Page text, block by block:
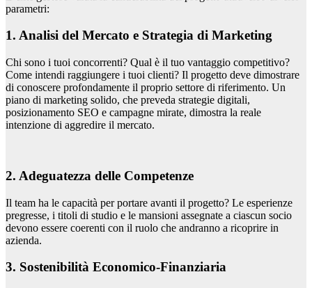
parametri:
1. Analisi del Mercato e Strategia di Marketing
Chi sono i tuoi concorrenti? Qual è il tuo vantaggio competitivo?
Come intendi raggiungere i tuoi clienti? Il progetto deve dimostrare
di conoscere profondamente il proprio settore di riferimento. Un
piano di marketing solido, che preveda strategie digitali,
posizionamento SEO e campagne mirate, dimostra la reale
intenzione di aggredire il mercato.
2. Adeguatezza delle Competenze
Il team ha le capacità per portare avanti il progetto? Le esperienze
pregresse, i titoli di studio e le mansioni assegnate a ciascun socio
devono essere coerenti con il ruolo che andranno a ricoprire in
azienda.
3. Sostenibilità Economico-Finanziaria